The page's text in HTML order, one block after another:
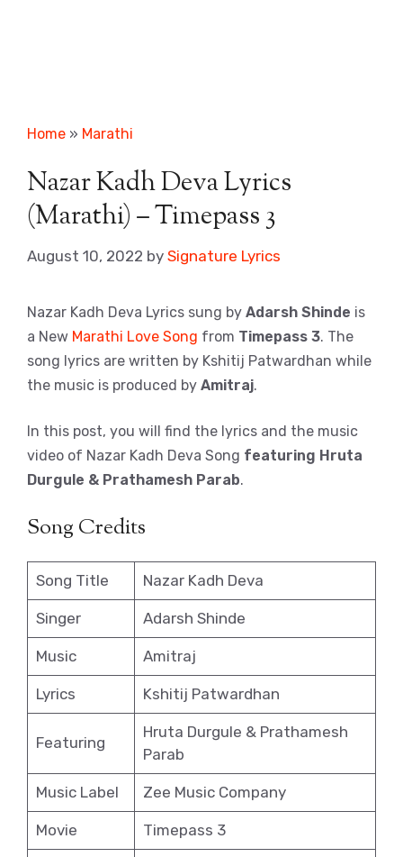
Home » Marathi
Nazar Kadh Deva Lyrics
(Marathi) – Timepass 3
August 10, 2022 by Signature Lyrics
Nazar Kadh Deva Lyrics sung by Adarsh Shinde is
a New Marathi Love Song from Timepass 3. The
song lyrics are written by Kshitij Patwardhan while
the music is produced by Amitraj.
In this post, you will find the lyrics and the music
video of Nazar Kadh Deva Song featuring Hruta
Durgule & Prathamesh Parab.
Song Credits
Song Title Nazar Kadh Deva
Singer Adarsh Shinde
Music Amitraj
Lyrics Kshitij Patwardhan
Featuring
Hruta Durgule & Prathamesh
Parab
Music Label Zee Music Company
Movie Timepass 3